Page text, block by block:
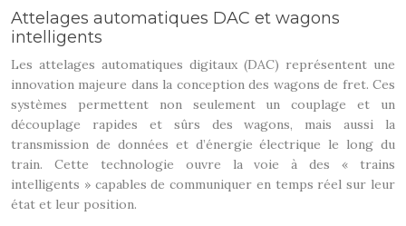
Attelages automatiques DAC et wagons
intelligents
Les attelages automatiques digitaux (DAC) représentent une
innovation majeure dans la conception des wagons de fret. Ces
systèmes permettent non seulement un couplage et un
découplage rapides et sûrs des wagons, mais aussi la
transmission de données et d’énergie électrique le long du
train. Cette technologie ouvre la voie à des « trains
intelligents » capables de communiquer en temps réel sur leur
état et leur position.